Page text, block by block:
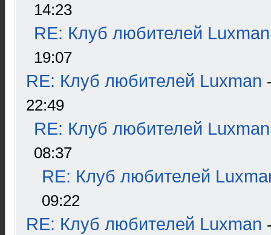
14:23
RE: Клуб любителей Luxman
19:07
RE: Клуб любителей Luxman
22:49
RE: Клуб любителей Luxman
08:37
RE: Клуб любителей
09:22
RE: Клуб любителей Luxman